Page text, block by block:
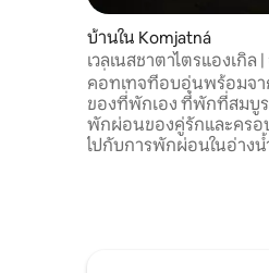
บ้านใน Komjatná
เวลเนสชาตาไตรแองเกิล
อรี่
คอทเทจที่อบอุ่นพร้อมจา
ของที่พักเอง ที่พักที่สมบู
พักผ่อนของคู่รักและครอ
ไปกับการพักผ่อนในอ่าง
เงียบสงบของภูเขา พักผ่
สงบใน Komjatná ซึ่งเป็